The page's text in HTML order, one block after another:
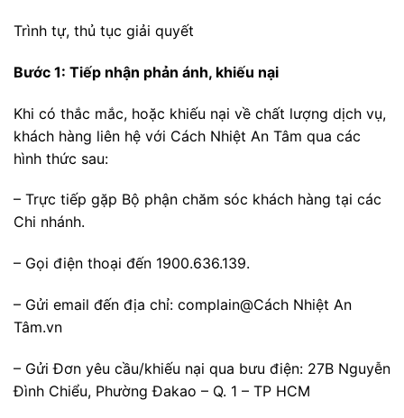
Trình tự, thủ tục giải quyết
Bước 1: Tiếp nhận phản ánh, khiếu nại
Khi có thắc mắc, hoặc khiếu nại về chất lượng dịch vụ,
khách hàng liên hệ với Cách Nhiệt An Tâm qua các
hình thức sau:
– Trực tiếp gặp Bộ phận chăm sóc khách hàng tại các
Chi nhánh.
– Gọi điện thoại đến 1900.636.139.
– Gửi email đến địa chỉ: complain@Cách Nhiệt An
Tâm.vn
– Gửi Đơn yêu cầu/khiếu nại qua bưu điện: 27B Nguyễn
Đình Chiểu, Phường Đakao – Q. 1 – TP HCM